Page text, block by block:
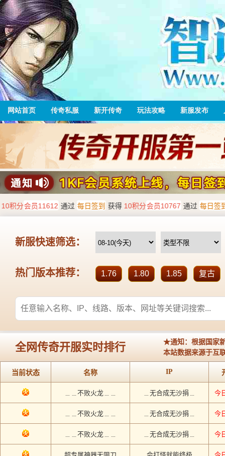
网站首页 传奇私服 新开传奇 玩法攻略 新服发布